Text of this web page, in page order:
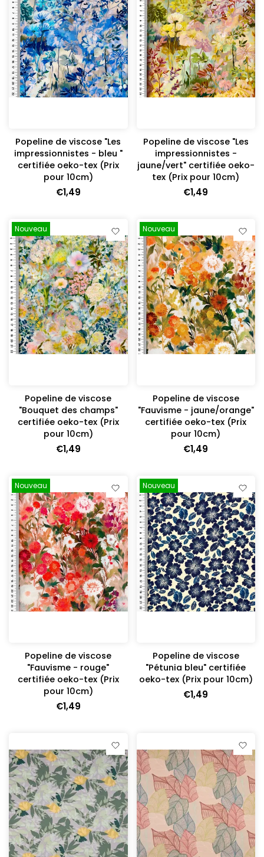
Popeline de viscose "Les
impressionnistes - bleu "
certifiée oeko-tex (Prix
pour 10cm)
€1,49
Popeline de viscose "Les
impressionnistes -
jaune/vert" certifiée oeko-
tex (Prix pour 10cm)
€1,49
Nouveau
Popeline de viscose
"Bouquet des champs"
certifiée oeko-tex (Prix
pour 10cm)
€1,49
Nouveau
Popeline de viscose
"Fauvisme - jaune/orange"
certifiée oeko-tex (Prix
pour 10cm)
€1,49
Nouveau
Popeline de viscose
"Fauvisme - rouge"
certifiée oeko-tex (Prix
pour 10cm)
€1,49
Nouveau
Popeline de viscose
"Pétunia bleu" certifiée
oeko-tex (Prix pour 10cm)
€1,49